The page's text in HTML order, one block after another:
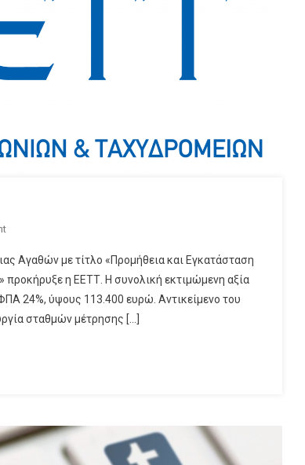
On
Ελέγχει
Το
Σήμα
Των
Αγαθών με τίτλο «Προμήθεια και Εγκατάσταση
η ΕΕΤΤ. Η συνολική εκτιμώμενη αξία
24%, ύψους 113.400 ευρώ. Αντικείμενο του
σταθμών μέτρησης […]